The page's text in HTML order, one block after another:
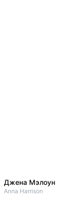
Джена Мэлоун
Anna Harrison